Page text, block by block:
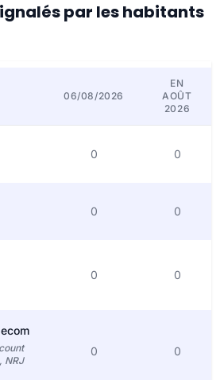
par les habitants
06/08/2026
EN
AOÛT
2026
0 0
0 0
0 0
NRJ
0 0